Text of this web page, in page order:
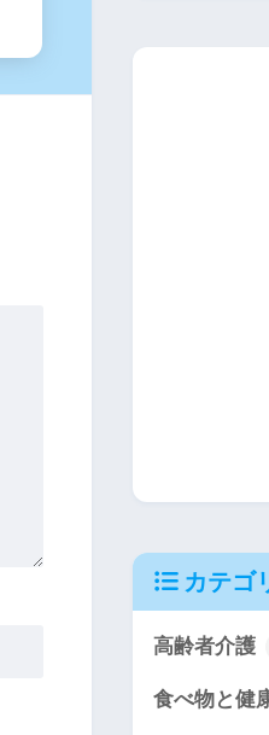
カテゴ
高齢者介護
食べ物と健